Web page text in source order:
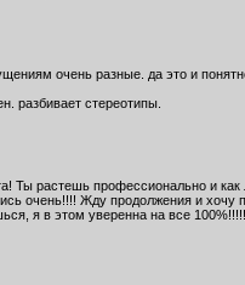
очень разные. да это и
разбивает стереотипы.
Ты растешь профессионально и как
очень!!!! Жду продолжения и хочу
я в этом уверенна на все 100%!!!!!